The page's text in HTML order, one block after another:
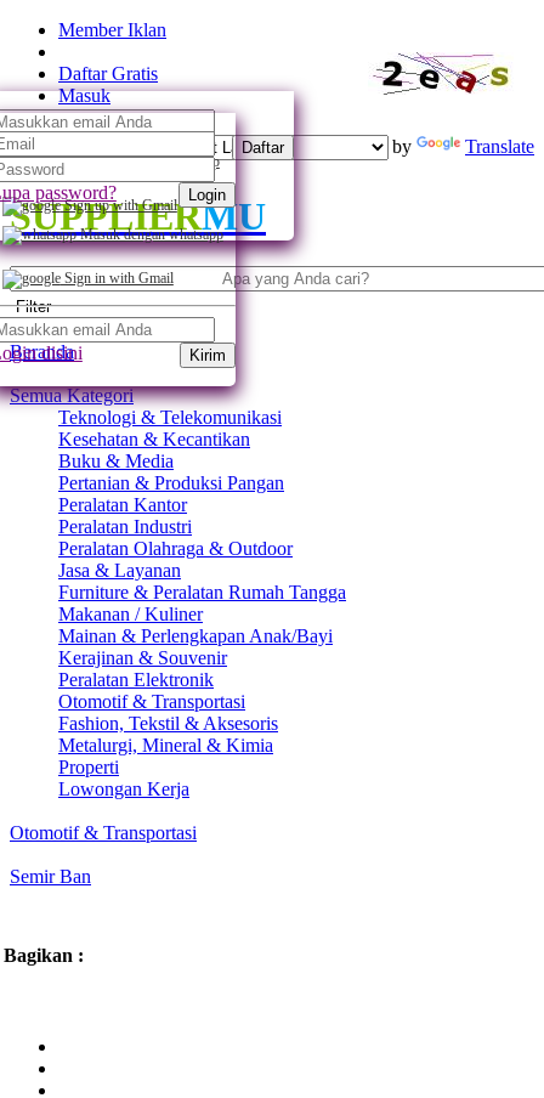
Member Iklan
Daftar Gratis
Daftar
Daftar dengan whatsapp
Sign up with Gmail
Masuk
password? Login
Masuk dengan whatsapp
Sign in with Gmail
disini Kirim
Powered by Translate
SUPPLIERMU
Filter
Beranda
Semua Kategori
Teknologi & Telekomunikasi
Kesehatan & Kecantikan
Buku & Media
Pertanian & Produksi Pangan
Peralatan Kantor
Peralatan Industri
Peralatan Olahraga & Outdoor
Jasa & Layanan
Furniture & Peralatan Rumah Tangga
Makanan / Kuliner
Mainan & Perlengkapan Anak/Bayi
Kerajinan & Souvenir
Peralatan Elektronik
Otomotif & Transportasi
Fashion, Tekstil & Aksesoris
Metalurgi, Mineral & Kimia
Properti
Lowongan Kerja
Otomotif & Transportasi
Semir Ban
Bagikan :